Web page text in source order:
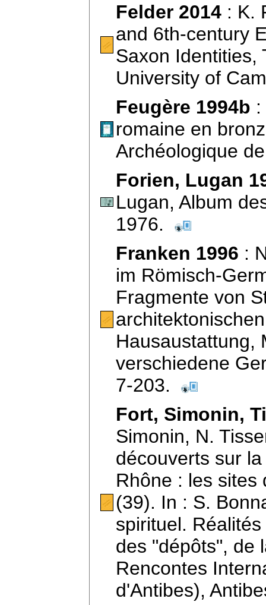
Felder 2014 : K.
and 6th-century
Saxon Identities,
University of
Feugère 1994b
romaine en
Archéologique
Forien, Lugan
Lugan, Album
1976.
Franken 1996 :
im Römisch-
Fragmente von
Hausaustattung,
verschiedene
7-203.
Fort, Simonin,
Simonin, N.
découverts sur
Rhône : les sites
(39). In : S.
spirituel.
des "dépôts", de
Rencontes
d'Antibes),